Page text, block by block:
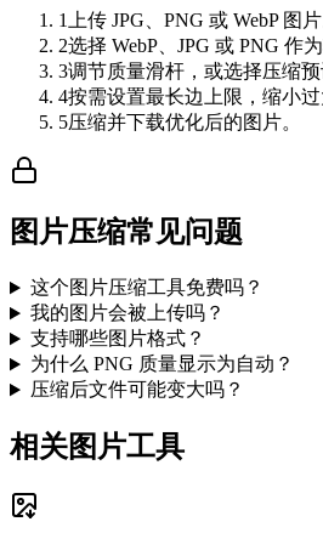
1
上传 JPG、PNG 或 WebP 图片
2选择 WebP、JPG 或 PNG 作
3调节质量滑杆，或选择压缩预
4按需设置最长边上限，缩小过
5压缩并下载优化后的图片。
图片压缩常见问题
这个图片压缩工具免费吗？
我的图片会被上传吗？
支持哪些图片格式？
为什么 PNG 质量显示为自动？
压缩后文件可能变大吗？
相关图片工具